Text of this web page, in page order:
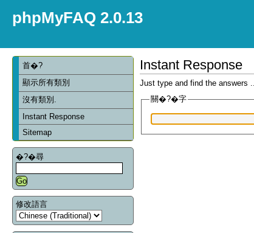
phpMyFAQ 2.0.13
首�?
顯示所有類別
沒有類別.
Instant Response
Sitemap
�?�尋
修改語言
Instant Response
Just type and find the answers ...
關�?�字